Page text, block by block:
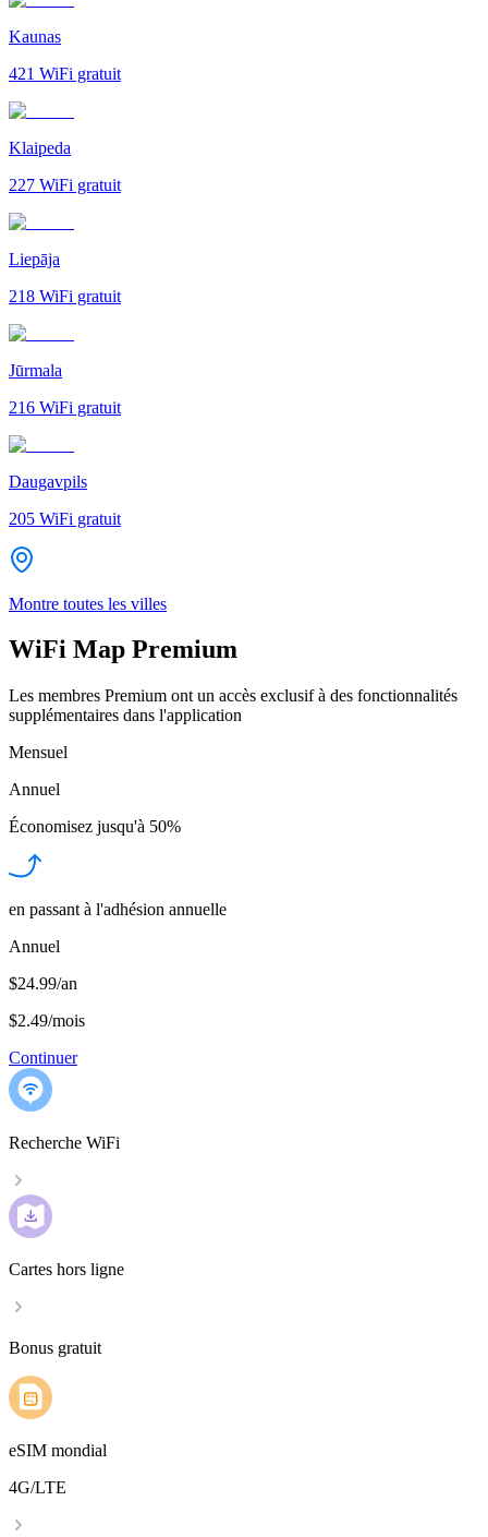
Kaunas
421 WiFi gratuit
Klaipeda
227 WiFi gratuit
Liepāja
218 WiFi gratuit
Jūrmala
216 WiFi gratuit
Daugavpils
205 WiFi gratuit
Montre toutes les villes
WiFi Map Premium
Les membres Premium ont un accès exclusif à des fonctionnalités
supplémentaires dans l'application
Mensuel
Annuel
Économisez jusqu'à 50%
en passant à l'adhésion annuelle
Annuel
$24.99/an
$2.49/mois
Continuer
Recherche WiFi
Cartes hors ligne
Bonus gratuit
eSIM mondial
4G/LTE